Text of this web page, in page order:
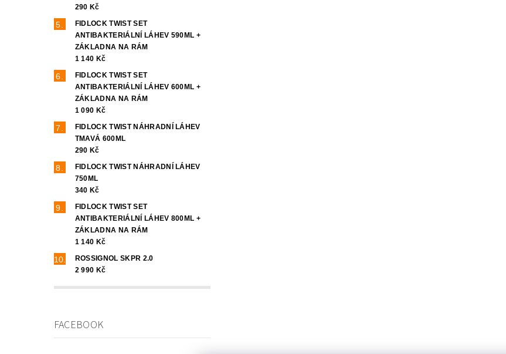
290 Kč
FIDLOCK TWIST SET
ANTIBAKTERIÁLNÍ LÁHEV 590ML +
ZÁKLADNA NA RÁM
1 140 Kč
FIDLOCK TWIST SET
ANTIBAKTERIÁLNÍ LÁHEV 600ML +
ZÁKLADNA NA RÁM
1 090 Kč
FIDLOCK TWIST NÁHRADNÍ LÁHEV
TMAVÁ 600ML
290 Kč
FIDLOCK TWIST NÁHRADNÍ LÁHEV
750ML
340 Kč
FIDLOCK TWIST SET
ANTIBAKTERIÁLNÍ LÁHEV 800ML +
ZÁKLADNA NA RÁM
1 140 Kč
ROSSIGNOL SKPR 2.0
2 990 Kč
FACEBOOK